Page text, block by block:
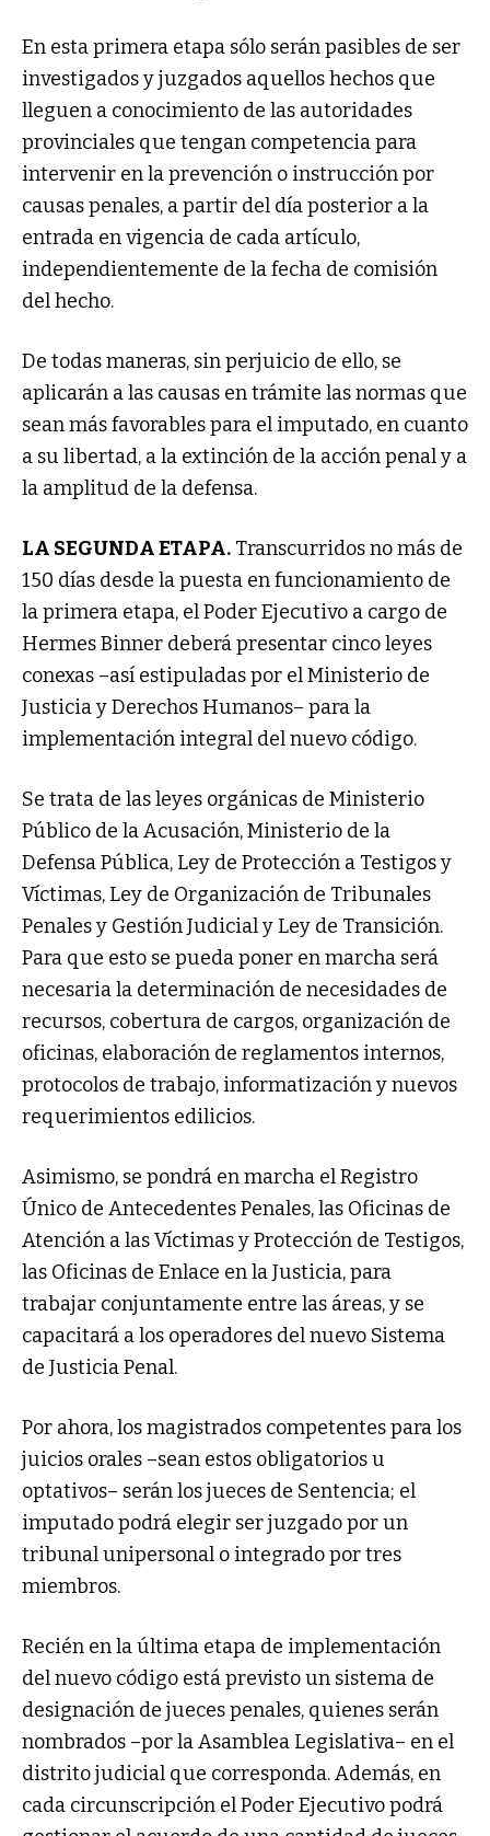
En esta primera etapa sólo serán pasibles de ser
investigados y juzgados aquellos hechos que
lleguen a conocimiento de las autoridades
provinciales que tengan competencia para
intervenir en la prevención o instrucción por
causas penales, a partir del día posterior a la
entrada en vigencia de cada artículo,
independientemente de la fecha de comisión
del hecho.
De todas maneras, sin perjuicio de ello, se
aplicarán a las causas en trámite las normas que
sean más favorables para el imputado, en cuanto
a su libertad, a la extinción de la acción penal y a
la amplitud de la defensa.
LA SEGUNDA ETAPA. Transcurridos no más de
150 días desde la puesta en funcionamiento de
la primera etapa, el Poder Ejecutivo a cargo de
Hermes Binner deberá presentar cinco leyes
conexas –así estipuladas por el Ministerio de
Justicia y Derechos Humanos– para la
implementación integral del nuevo código.
Se trata de las leyes orgánicas de Ministerio
Público de la Acusación, Ministerio de la
Defensa Pública, Ley de Protección a Testigos y
Víctimas, Ley de Organización de Tribunales
Penales y Gestión Judicial y Ley de Transición.
Para que esto se pueda poner en marcha será
necesaria la determinación de necesidades de
recursos, cobertura de cargos, organización de
oficinas, elaboración de reglamentos internos,
protocolos de trabajo, informatización y nuevos
requerimientos edilicios.
Asimismo, se pondrá en marcha el Registro
Único de Antecedentes Penales, las Oficinas de
Atención a las Víctimas y Protección de Testigos,
las Oficinas de Enlace en la Justicia, para
trabajar conjuntamente entre las áreas, y se
capacitará a los operadores del nuevo Sistema
de Justicia Penal.
Por ahora, los magistrados competentes para los
juicios orales –sean estos obligatorios u
optativos– serán los jueces de Sentencia; el
imputado podrá elegir ser juzgado por un
tribunal unipersonal o integrado por tres
miembros.
Recién en la última etapa de implementación
del nuevo código está previsto un sistema de
designación de jueces penales, quienes serán
nombrados –por la Asamblea Legislativa– en el
distrito judicial que corresponda. Además, en
cada circunscripción el Poder Ejecutivo podrá